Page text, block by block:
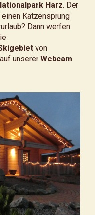
Harz. Der
einen Katzensprung
Dann werfen
von
unserer Webcam